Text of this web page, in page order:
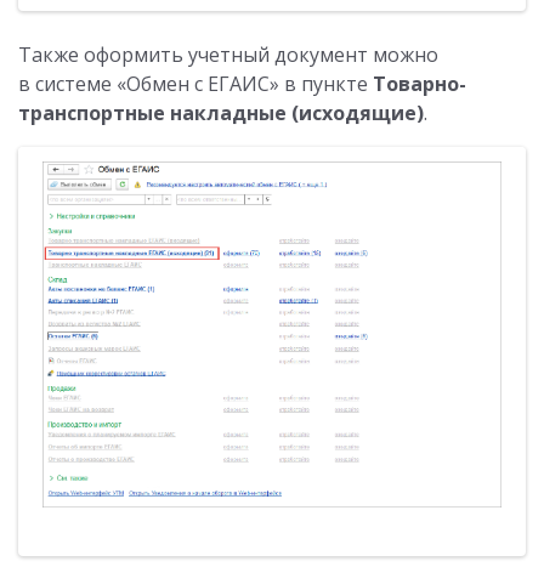
Также оформить учетный документ можно
в системе «Обмен с ЕГАИС» в пункте Товарно-
транспортные накладные (исходящие).